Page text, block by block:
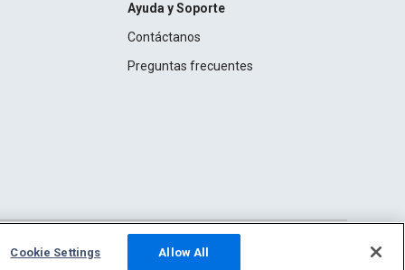
Ayuda y Soporte
Contáctanos
Preguntas frecuentes
Cookie Settings Allow All